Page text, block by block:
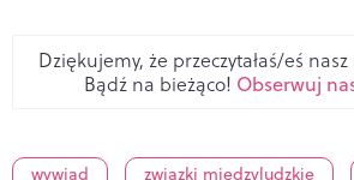
Dziękujemy, że przeczytałaś/eś
Bądź na bieżąco! Obserwuj
wywiad związki międzyludzkie